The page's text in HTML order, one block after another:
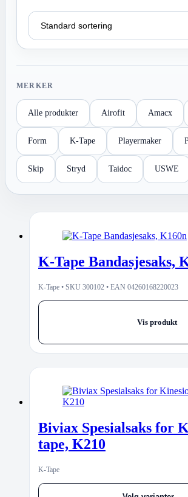
MERKER
Alle produkter Airofit Amacx
Form K-Tape Playermaker
Skip Stryd Taidoc USWE
K-Tape Bandasjesaks,
K-Tape • SKU 300102 • EAN 04260168220023
Vis produkt
Biviax Spesialsaks for
tape, K210
K-Tape